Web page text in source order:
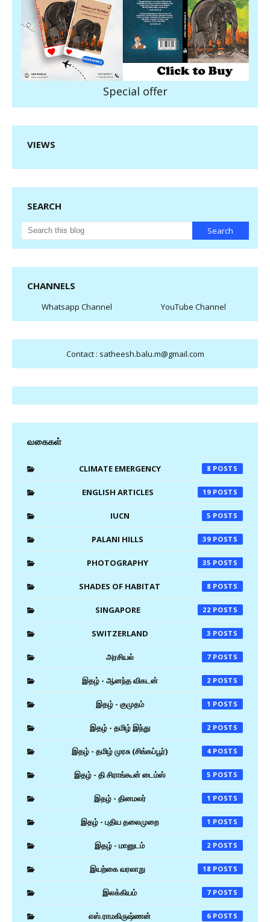
Special offer
VIEWS
SEARCH
CHANNELS
Whatsapp Channel YouTube Channel
Contact : satheesh.balu.m@gmail.com
வகைகள்
CLIMATE EMERGENCY 8
ENGLISH ARTICLES 19
IUCN 5
PALANI HILLS 39
PHOTOGRAPHY 35
SHADES OF HABITAT 8
SINGAPORE 22
SWITZERLAND 3
அரசியல் 7
இதழ் - ஆனந்த விகடன் 2
இதழ் - குமுதம் 1
இதழ் - தமிழ் இந்து 2
இதழ் - தமிழ் முரசு (சிங்கப்பூர்) 4
இதழ் - தி சிராங்கூன் டைம்ஸ் 5
இதழ் - தினமலர் 1
இதழ் - புதிய தலைமுறை 1
இதழ் - மானுடம் 2
இயற்கை வரலாறு 18
இலக்கியம் 7
எஸ்.ராமகிருஷ்ணன் 6